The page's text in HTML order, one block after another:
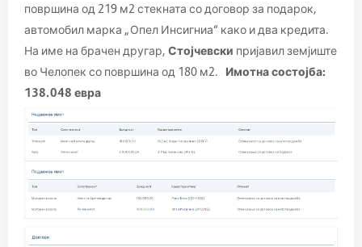
површина од 219 м2 стекната со договор за подарок,
автомобил марка „Опел Инсигниа“ како и два кредита.
На име на брачен другар, Стојчевски пријавил земјиште
во Челопек со површина од 180 м2. Имотна состојба:
138.048 евра